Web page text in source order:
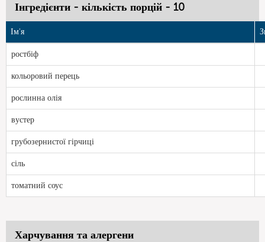
Інгредієнти - кількість порцій - 10
Ім'я
ростбіф
кольоровий перець
рослинна олія
вустер
грубозернистої гірчиці
сіль
томатний соус
Харчування та алергени